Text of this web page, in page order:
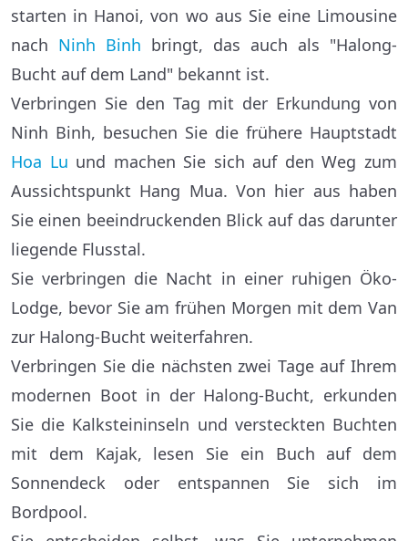
starten in Hanoi, von wo aus Sie eine Limousine
nach Ninh Binh bringt, das auch als "Halong-
Bucht auf dem Land" bekannt ist.
Verbringen Sie den Tag mit der Erkundung von
Ninh Binh, besuchen Sie die frühere Hauptstadt
Hoa Lu und machen Sie sich auf den Weg zum
Aussichtspunkt Hang Mua. Von hier aus haben
Sie einen beeindruckenden Blick auf das darunter
liegende Flusstal.
Sie verbringen die Nacht in einer ruhigen Öko-
Lodge, bevor Sie am frühen Morgen mit dem Van
zur Halong-Bucht weiterfahren.
Verbringen Sie die nächsten zwei Tage auf Ihrem
modernen Boot in der Halong-Bucht, erkunden
Sie die Kalksteininseln und versteckten Buchten
mit dem Kajak, lesen Sie ein Buch auf dem
Sonnendeck oder entspannen Sie sich im
Bordpool.